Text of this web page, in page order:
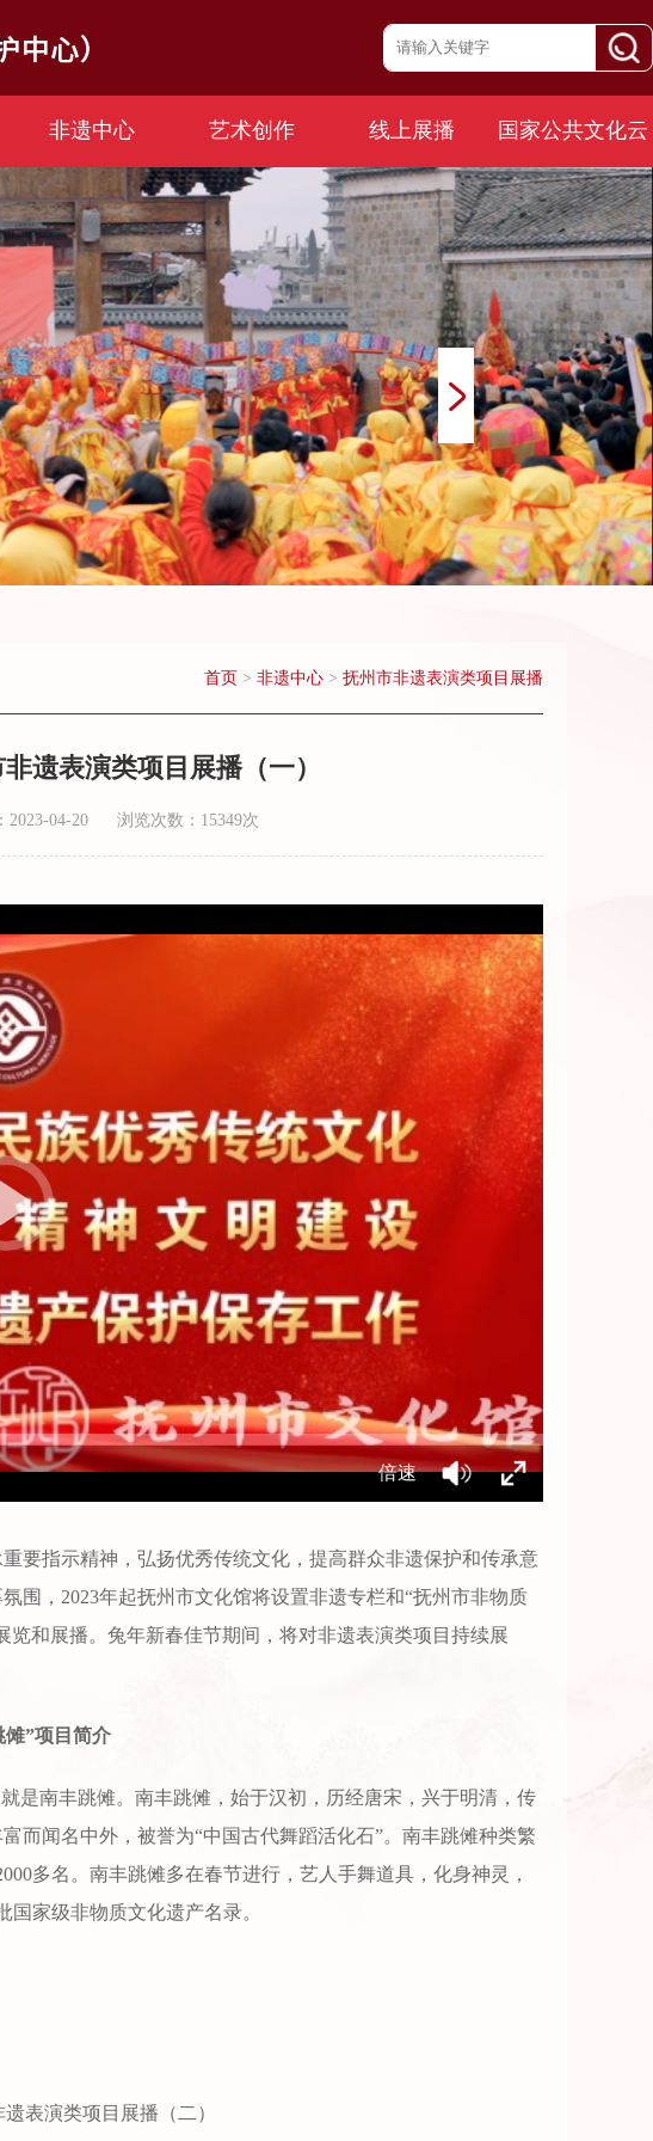
非遗中心 艺术创作 线上展播 国家公共文化云
首页 > 非遗中心 > 抚州市非遗表演类项目展播
遗表演类项目展播（一）
2023-04-20 浏览次数：15349次
倍速
要指示精神，弘扬优秀传统文化，提高群众非遗保护和传承意
围，2023年起抚州市文化馆将设置非遗专栏和“抚州市非物质
和展播。兔年新春佳节期间，将对非遗表演类项目持续展
傩”项目简介
是南丰跳傩。南丰跳傩，始于汉初，历经唐宋，兴于明清，传
而闻名中外，被誉为“中国古代舞蹈活化石”。南丰跳傩种类繁
多名。南丰跳傩多在春节进行，艺人手舞道具，化身神灵，
家级非物质文化遗产名录。
表演类项目展播（二）